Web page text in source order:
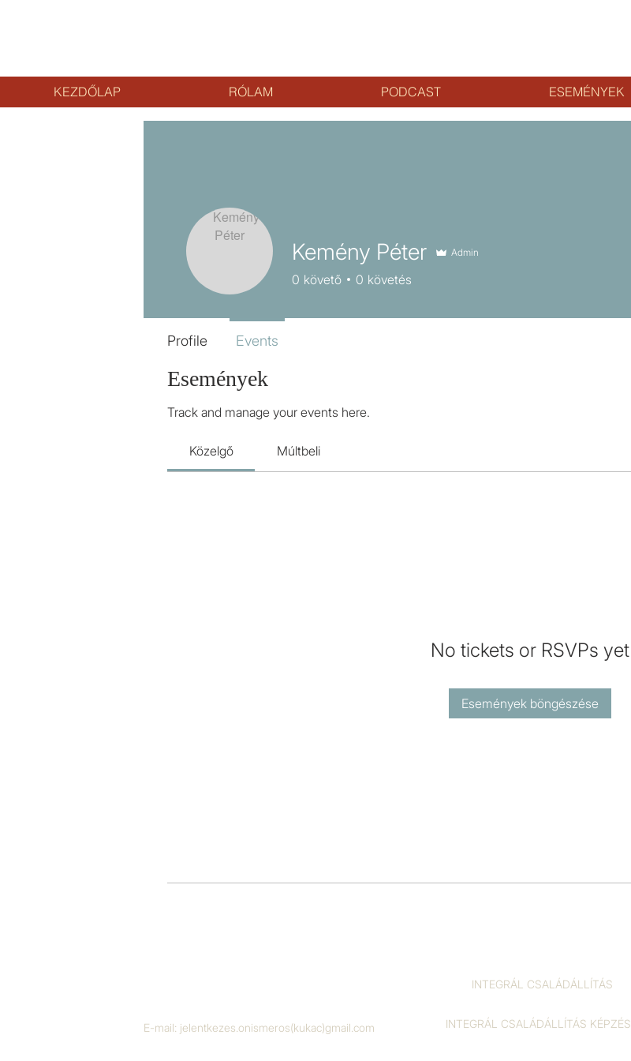
KEZDŐLAP RÓLAM PODCAST ESEMÉNYEK
Események
Track and manage your events here.
Közelgő Múltbeli
No tickets or RSVPs yet
Események böngészése
Kemény Péter Admin
0 követő 0 követés
Profile Events
E-mail: jelentkezes.onismeros(kukac)gmail.com
INTEGRÁL CSALÁDÁLLÍTÁS
INTEGRÁL CSALÁDÁLLÍTÁS KÉPZÉS